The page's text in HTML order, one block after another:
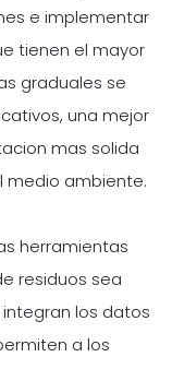
e implementar
tienen el mayor
graduales se
una mejor
mas solida
medio ambiente.
herramientas
residuos sea
los datos
a los